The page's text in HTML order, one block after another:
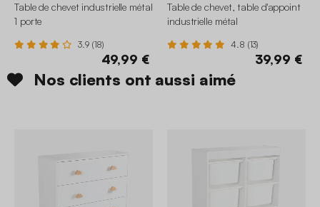
Table de chevet industrielle métal
1 porte
3.9 (18)
49,99 €
Table de chevet, table d'appoint
industrielle métal
4.8 (13)
39,99 €
Nos clients ont aussi aimé